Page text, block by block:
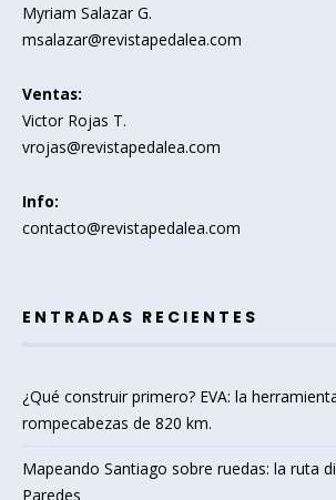
Myriam Salazar G.
msalazar@revistapedalea.com
Ventas:
Victor Rojas T.
vrojas@revistapedalea.com
Info:
contacto@revistapedalea.com
ENTRADAS RECIENTES
¿Qué construir primero? EVA: la
rompecabezas de 820 km.
Mapeando Santiago sobre ruedas: la ruta
Paredes